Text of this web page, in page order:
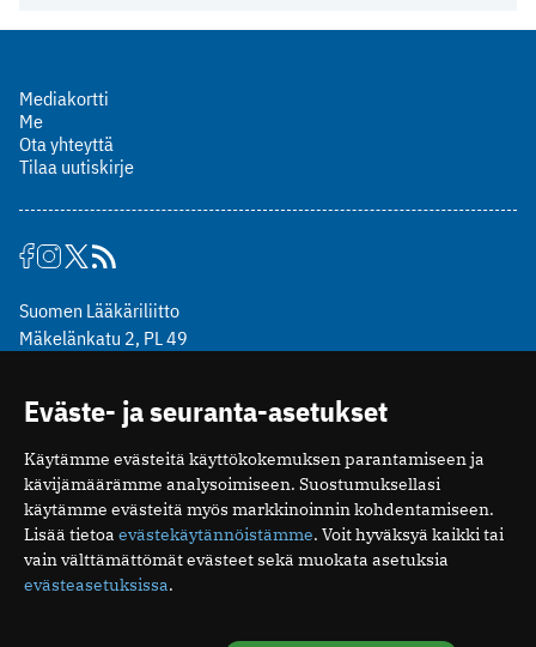
Mediakortti
Me
Ota yhteyttä
Tilaa uutiskirje
Suomen Lääkäriliitto
Mäkelänkatu 2, PL 49
toimitus@potilaanlaakarilehti.fi
ISSN 2323-9476
Eväste- ja seuranta-asetukset
Käytämme evästeitä käyttökokemuksen parantamiseen ja
kävijämäärämme analysoimiseen. Suostumuksellasi
käytämme evästeitä myös markkinoinnin kohdentamiseen.
Lisää tietoa evästekäytännöistämme. Voit hyväksyä kaikki tai
vain välttämättömät evästeet sekä muokata asetuksia
evästeasetuksissa.